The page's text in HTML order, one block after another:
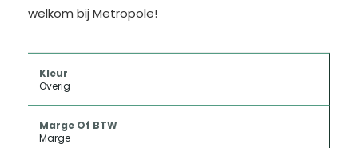
welkom bij Metropole!
Kleur
Overig
Marge Of BTW
Marge